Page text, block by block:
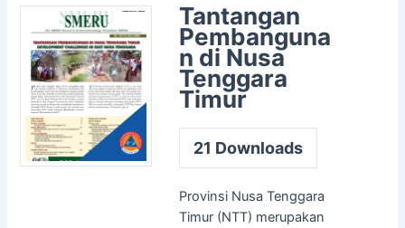
Tantangan
Pembanguna
n di Nusa
Tenggara
Timur
21 Downloads
Provinsi Nusa Tenggara
Timur (NTT) merupakan